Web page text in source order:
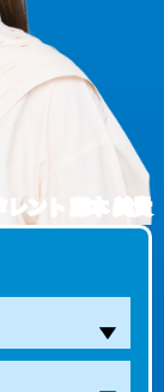
タレント 藤本 美貴